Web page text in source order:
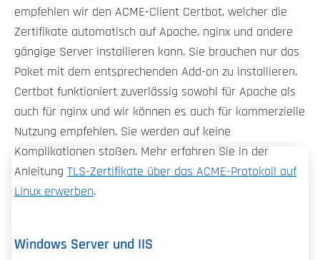
empfehlen wir den ACME-Client Certbot, welcher die
Zertifikate automatisch auf Apache, nginx und andere
gängige Server installieren kann. Sie brauchen nur das
Paket mit dem entsprechenden Add-on zu installieren.
Certbot funktioniert zuverlässig sowohl für Apache als
auch für nginx und wir können es auch für kommerzielle
Nutzung empfehlen. Sie werden auf keine
Komplikationen stoßen. Mehr erfahren Sie in der
Anleitung TLS-Zertifikate über das ACME-Protokoll auf
Linux erwerben.
Windows Server und IIS